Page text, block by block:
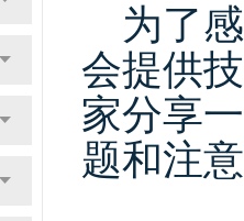
为了
会提供
家分享
题和注